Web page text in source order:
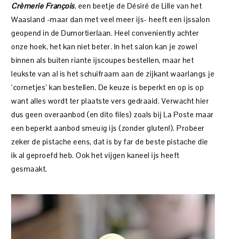
Crèmerie François, een beetje de Désiré de Lille van het
Waasland -maar dan met veel meer ijs- heeft een ijssalon
geopend in de Dumortierlaan. Heel conveniently achter
onze hoek, het kan niet beter. In het salon kan je zowel
binnen als buiten riante ijscoupes bestellen, maar het
leukste van al is het schuifraam aan de zijkant waarlangs je
‘cornetjes’ kan bestellen. De keuze is beperkt en op is op
want alles wordt ter plaatste vers gedraaid. Verwacht hier
dus geen overaanbod (en dito files) zoals bij La Poste maar
een beperkt aanbod smeuïg ijs (zonder gluten!). Probeer
zeker de pistache eens, dat is by far de beste pistache die
ik al geproefd heb. Ook het vijgen kaneel ijs heeft
gesmaakt.